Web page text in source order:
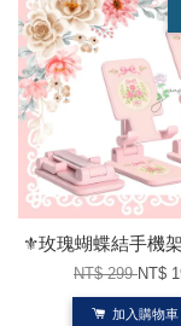
⚜️玫瑰蝴蝶結手機
NT$ 299NT$
加入購物車